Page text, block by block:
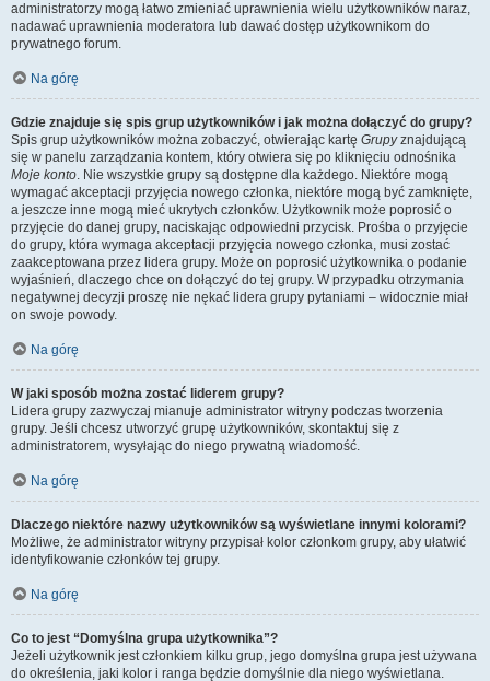
administratorzy mogą łatwo zmieniać uprawnienia wielu użytkowników naraz,
nadawać uprawnienia moderatora lub dawać dostęp użytkownikom do
prywatnego forum.
Na górę
Gdzie znajduje się spis grup użytkowników i jak można dołączyć do grupy?
Spis grup użytkowników można zobaczyć, otwierając kartę Grupyznajdującą
się w panelu zarządzania kontem, który otwiera się po kliknięciu odnośnika
Moje konto. Nie wszystkie grupy są dostępne dla każdego. Niektóre mogą
wymagać akceptacji przyjęcia nowego członka, niektóre mogą być zamknięte,
a jeszcze inne mogą mieć ukrytych członków. Użytkownik może poprosić o
przyjęcie do danej grupy, naciskając odpowiedni przycisk. Prośba o przyjęcie
do grupy, która wymaga akceptacji przyjęcia nowego członka, musi zostać
zaakceptowana przez lidera grupy. Może on poprosić użytkownika o podanie
wyjaśnień, dlaczego chce on dołączyć do tej grupy. W przypadku otrzymania
negatywnej decyzji proszę nie nękać lidera grupy pytaniami – widocznie miał
on swoje powody.
Na górę
W jaki sposób można zostać liderem grupy?
Lidera grupy zazwyczaj mianuje administrator witryny podczas tworzenia
grupy. Jeśli chcesz utworzyć grupę użytkowników, skontaktuj się z
administratorem, wysyłając do niego prywatną wiadomość.
Na górę
Dlaczego niektóre nazwy użytkowników są wyświetlane innymi kolorami?
Możliwe, że administrator witryny przypisał kolor członkom grupy, aby ułatwić
identyfikowanie członków tej grupy.
Na górę
Co to jest “Domyślna grupa użytkownika”?
Jeżeli użytkownik jest członkiem kilku grup, jego domyślna grupa jest używana
do określenia, jaki kolor i ranga będzie domyślnie dla niego wyświetlana.